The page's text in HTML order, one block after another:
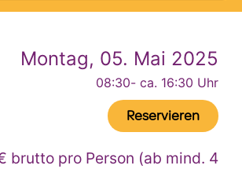
Montag, 05. Mai 2025
08:30- ca. 16:30 Uhr
Reservieren
brutto pro Person (ab mind. 4